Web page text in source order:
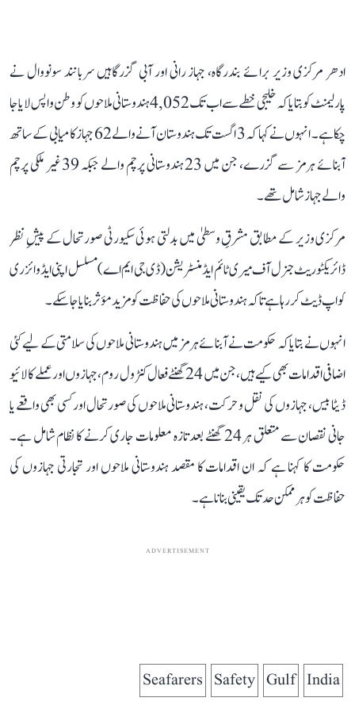
ادھر مرکزی وزیر برائے بندرگاہ، جہاز رانی اور آبی گزرگاہیں سربانند سونووال نے
پارلیمنٹ کو بتایا کہ خلیجی خطے سے اب تک 4,052 ہندوستانی ملاحوں کو وطن واپس لایا جا
چکا ہے۔ انہوں نے کہا کہ 3 اگست تک ہندوستان آنے والے 62 جہاز کامیابی کے ساتھ
آبنائے ہرمز سے گزرے، جن میں 23 ہندوستانی پرچم والے جبکہ 39 غیر ملکی پرچم
والے جہاز شامل تھے۔
مرکزی وزیر کے مطابق مشرقِ وسطیٰ میں بدلتی ہوئی سکیورٹی صورتحال کے پیشِ نظر
ڈائریکٹوریٹ جنرل آف میری ٹائم ایڈمنسٹریشن (ڈی جی ایم اے) مسلسل اپنی ایڈوائزری
کو اپ ڈیٹ کر رہا ہے تاکہ ہندوستانی ملاحوں کی حفاظت کو مزید مؤثر بنایا جا سکے۔
انہوں نے بتایا کہ حکومت نے آبنائے ہرمز میں ہندوستانی ملاحوں کی سلامتی کے لیے کئی
اضافی اقدامات بھی کیے ہیں، جن میں 24 گھنٹے فعال کنٹرول روم، جہازوں اور عملے کا لائیو
ڈیٹا بیس، جہازوں کی نقل و حرکت، ہندوستانی ملاحوں کی صورتحال اور کسی بھی واقعے یا
جانی نقصان سے متعلق ہر 24 گھنٹے بعد تازہ معلومات جاری کرنے کا نظام شامل ہے۔
حکومت کا کہنا ہے کہ ان اقدامات کا مقصد ہندوستانی ملاحوں اور تجارتی جہازوں کی
حفاظت کو ہر ممکن حد تک یقینی بنانا ہے۔
ADVERTISEMENT
India
Gulf
Safety
Seafarers